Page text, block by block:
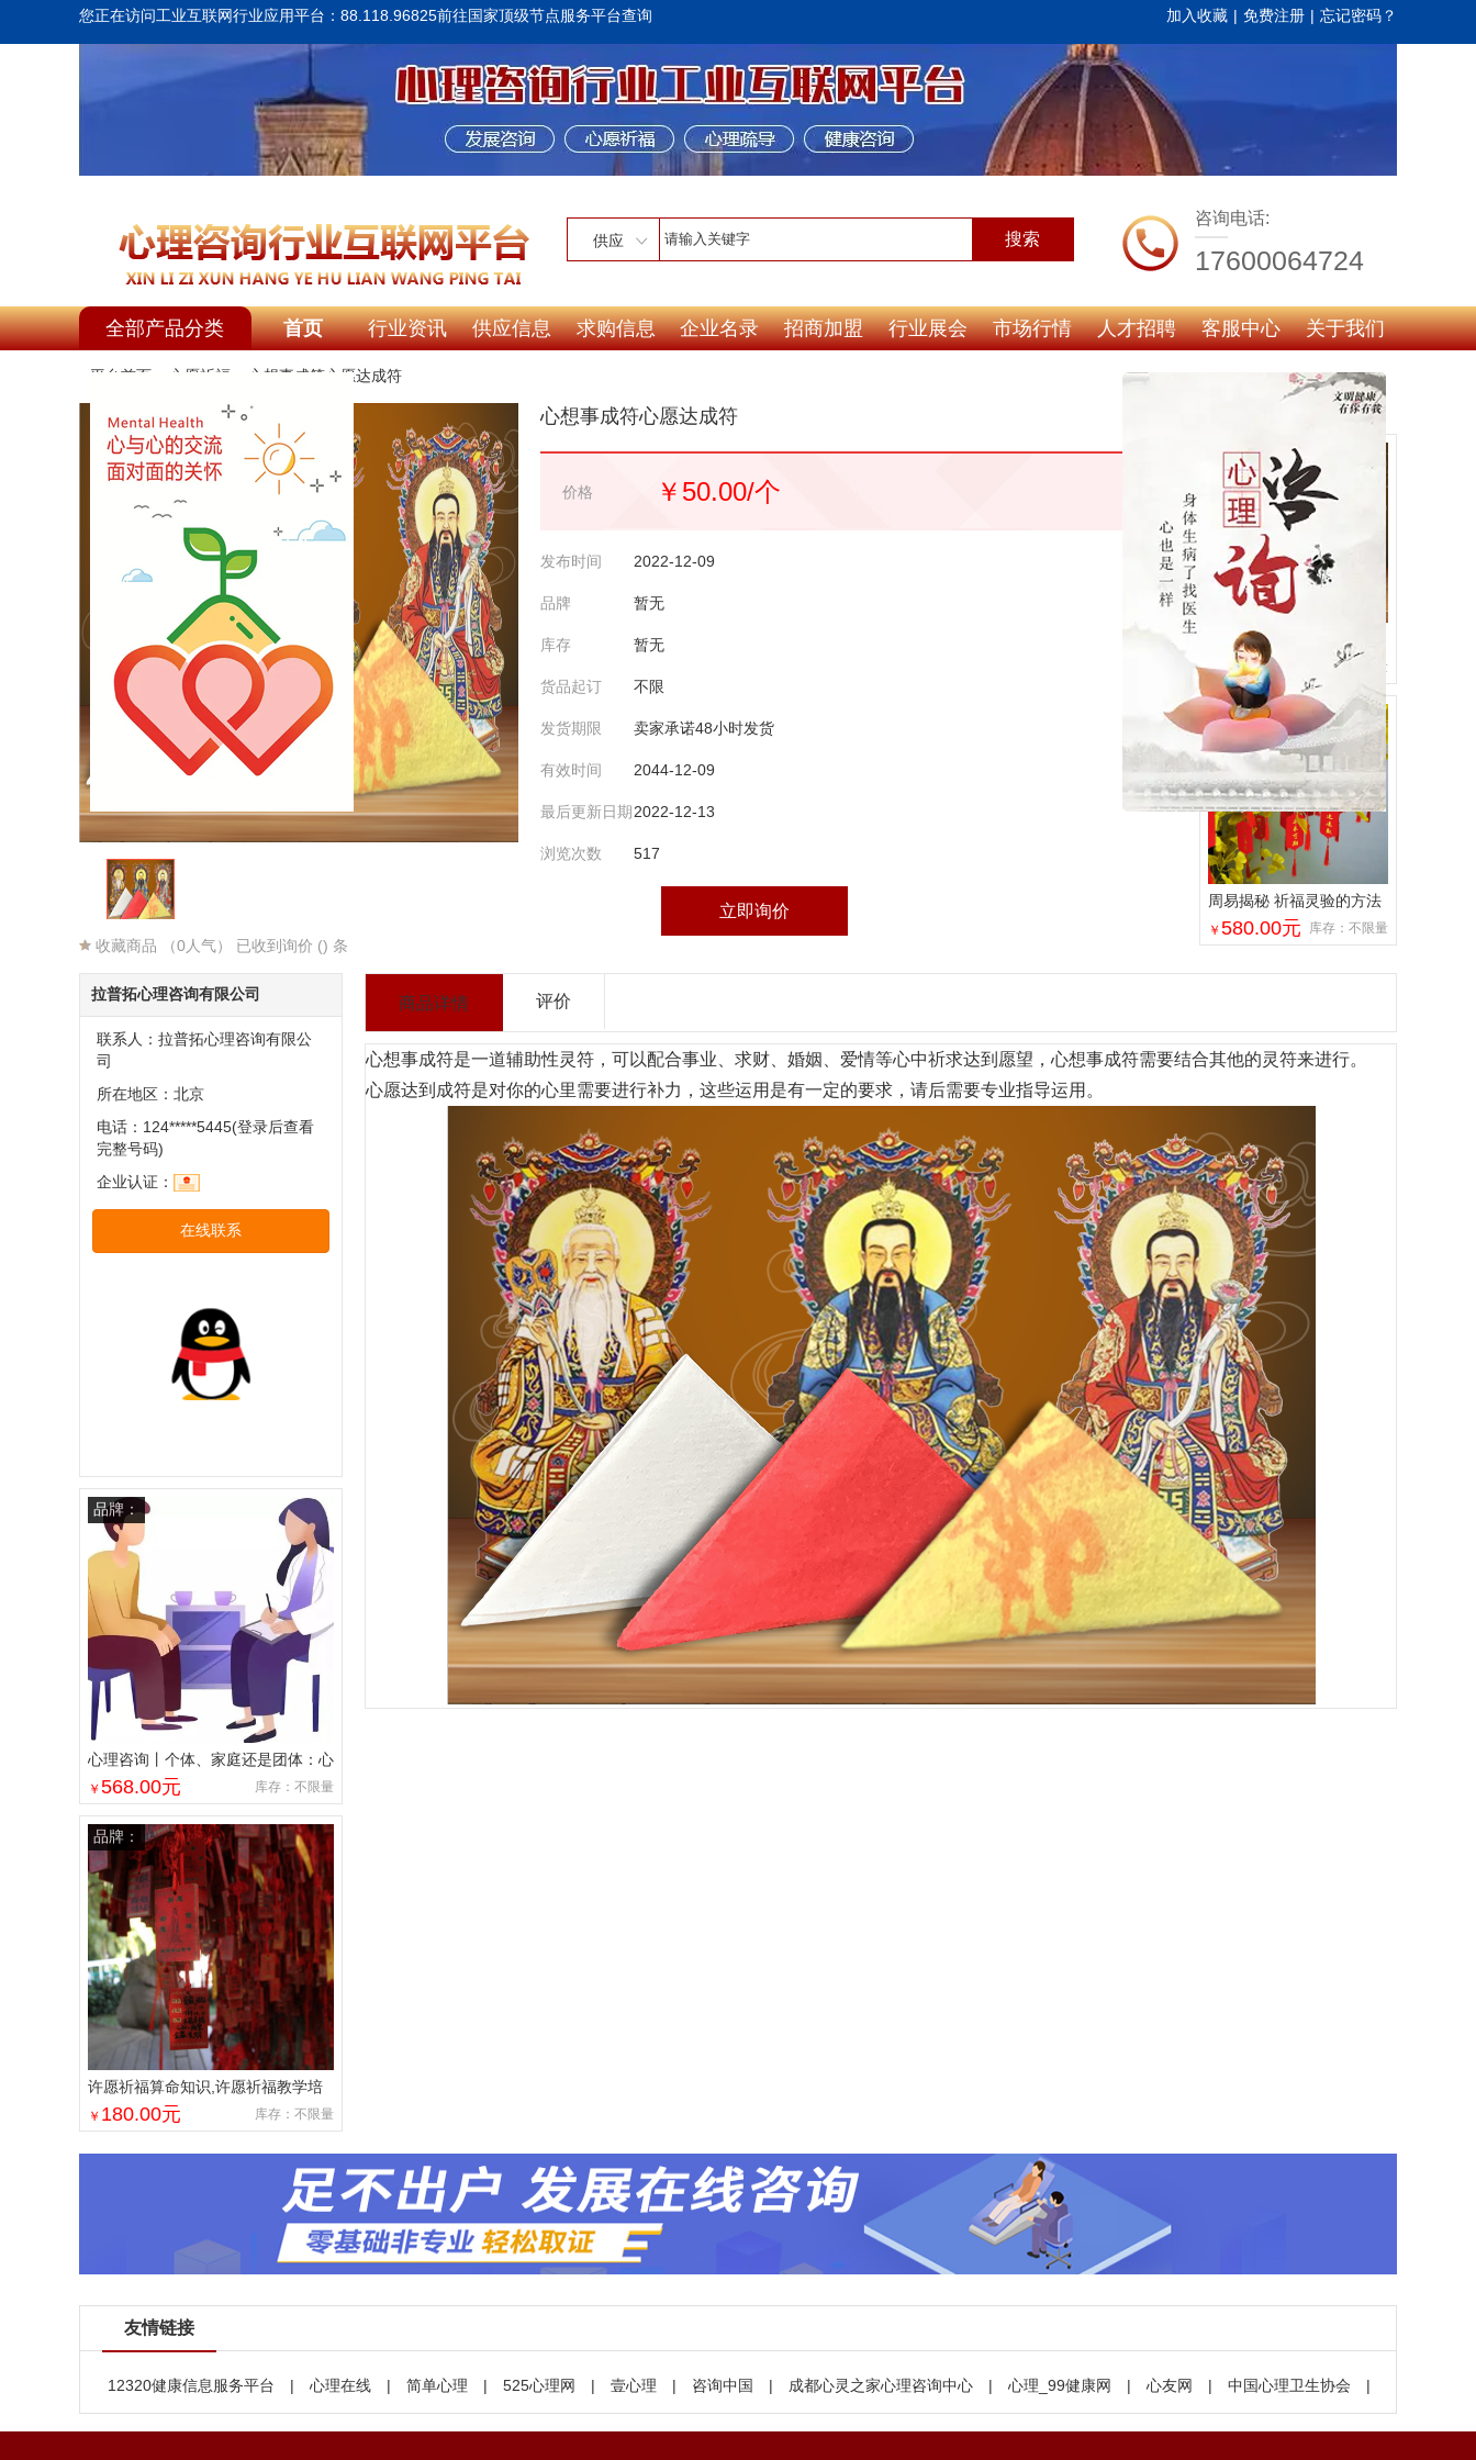
您正在访问工业互联网行业应用平台：88.118.96825前往国家顶级节点服务平台查询 加入收藏 | 免费注册 | 忘记密码？
供应 搜索
咨询电话:
17600064724
全部产品分类 首页 行业资讯 供应信息 求购信息 企业名录 招商加盟 行业展会 市场行情 人才招聘 客服中心 关于我们
平台首页 心愿祈福 心想事成符心愿达成符
收藏商品 （0人气） 已收到询价 () 条
心想事成符心愿达成符
价格 ￥50.00/个
发布时间 2022-12-09
品牌 暂无
库存 暂无
货品起订 不限
发货期限 卖家承诺48小时发货
有效时间 2044-12-09
最后更新日期2022-12-13
浏览次数 517
立即询价
心想事成符心愿达成符
￥50.00元 库存：不限量
周易揭秘 祈福灵验的方法
￥ 580.00元 库存：不限量
拉普拓心理咨询有限公司
联系人：拉普拓心理咨询有限公
司
所在地区：北京
电话：124*****5445(登录后查看
完整号码)
企业认证：
在线联系
品牌：
心理咨询丨个体、家庭还是团体：心
理咨询的不同形式
￥ 568.00元 库存：不限量
品牌：
许愿祈福算命知识,许愿祈福教学培
训
￥ 180.00元 库存：不限量
商品详情 评价
心想事成符是一道辅助性灵符，可以配合事业、求财、婚姻、爱情等心中祈求达到愿望，心想事成符需要结合其他的灵符来进行。
心愿达到成符是对你的心里需要进行补力，这些运用是有一定的要求，请后需要专业指导运用。
友情链接
12320健康信息服务平台 | 心理在线 | 简单心理 | 525心理网 | 壹心理 | 咨询中国 | 成都心灵之家心理咨询中心 | 心理_99健康网 | 心友网 | 中国心理卫生协会 |